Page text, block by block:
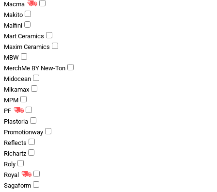
Macma
Makito
Malfini
Mart Ceramics
Maxim Ceramics
MBW
MerchMe BY New-Ton
Midocean
Mikamax
MPM
PF
Plastoria
Promotionway
Reflects
Richartz
Roly
Royal
Sagaform